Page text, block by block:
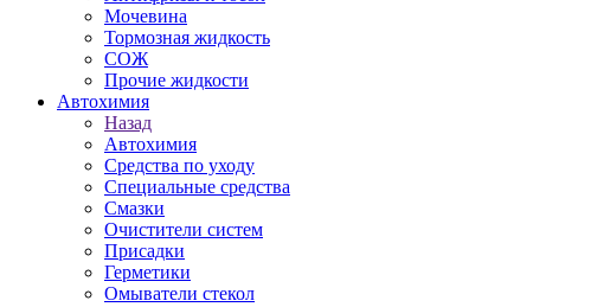
Мочевина
Тормозная жидкость
СОЖ
Прочие жидкости
Автохимия
Назад
Автохимия
Средства по уходу
Специальные средства
Смазки
Очистители систем
Присадки
Герметики
Омыватели стекол